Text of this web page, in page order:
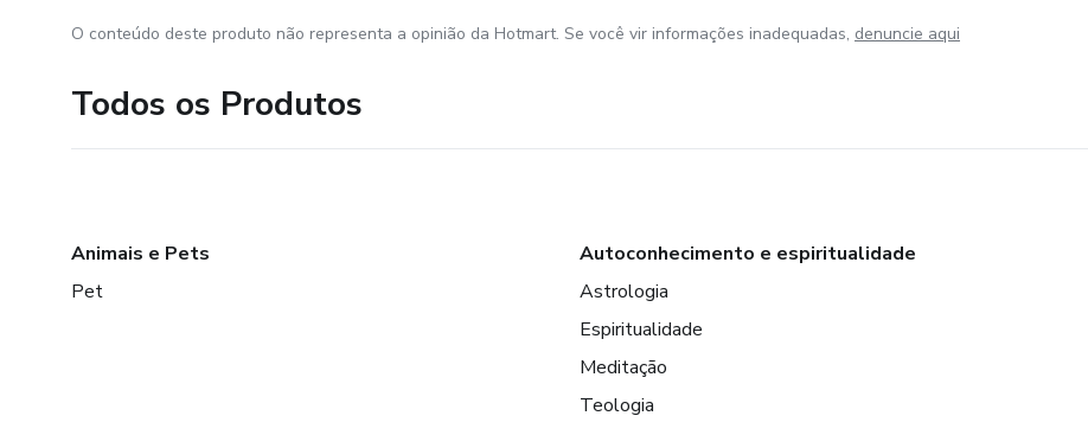
O conteúdo deste produto não representa a opinião da Hotmart. Se você vir informações inadequadas, denuncie aqui
Todos os Produtos
Animais e Pets
Pet
Autoconhecimento e espiritualidade
Astrologia
Espiritualidade
Meditação
Teologia